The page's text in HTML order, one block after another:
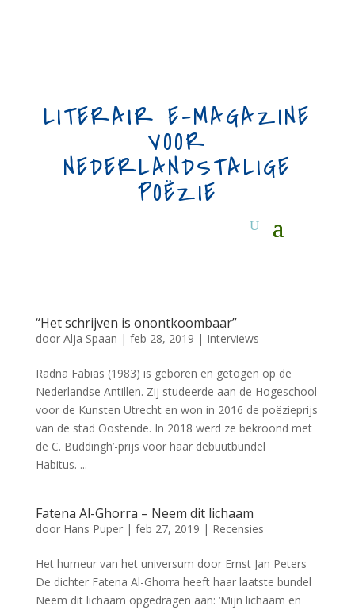
LITERAIR E-MAGAZINE
VOOR
NEDERLANDSTALIGE
POËZIE
“Het schrijven is onontkoombaar”
door Alja Spaan | feb 28, 2019 | Interviews
Radna Fabias (1983) is geboren en getogen op de
Nederlandse Antillen. Zij studeerde aan de Hogeschool
voor de Kunsten Utrecht en won in 2016 de poëzieprijs
van de stad Oostende. In 2018 werd ze bekroond met
de C. Buddingh’-prijs voor haar debuutbundel
Habitus. ...
Fatena Al-Ghorra – Neem dit lichaam
door Hans Puper| feb 27, 2019 | Recensies
Het humeur van het universum door Ernst Jan Peters
De dichter Fatena Al-Ghorra heeft haar laatste bundel
Neem dit lichaam opgedragen aan: ‘Mijn lichaam en